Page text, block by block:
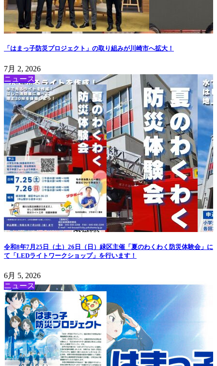
「はまっ子防災プロジェクト」の取り組みが川崎市へ拡大！
7月 2, 2026
ニュース
令和8年7月25日（土）26日（日）緑区主催「夏のわくわく防災体験会」に
て「LEDライトワークショップ」を行います！
6月 5, 2026
ニュース